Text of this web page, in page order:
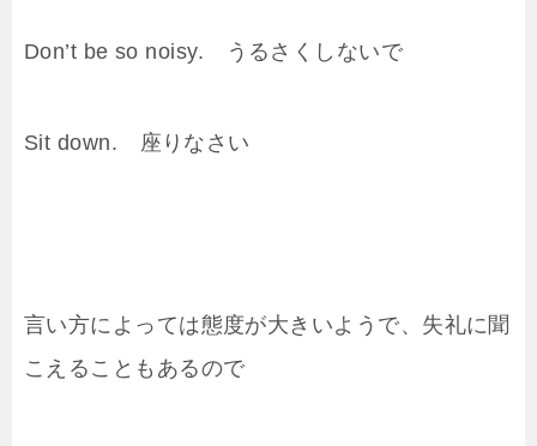
Don’t be so noisy. うるさくしないで
Sit down. 座りなさい
言い方によっては態度が大きいようで、失礼に聞
こえることもあるので